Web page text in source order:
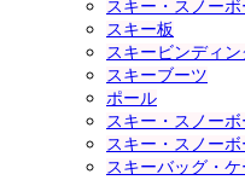
スキー・スノー
スキー板
スキービンディン
スキーブーツ
ポール
スキー・スノー
スキー・スノー
スキーバッグ・ケ